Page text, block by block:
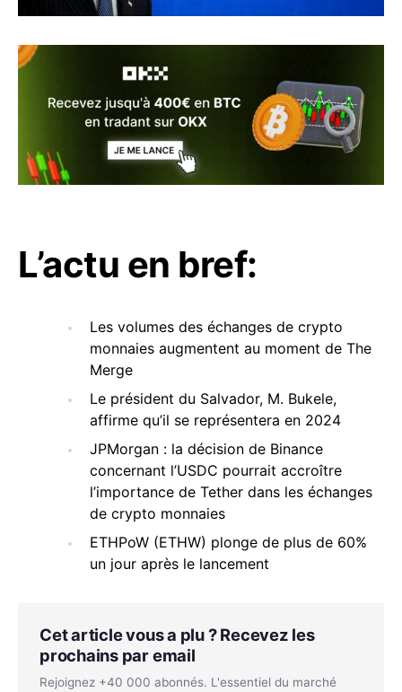
L’actu en bref:
Les volumes des échanges de crypto
monnaies augmentent au moment de The
Merge
Le président du Salvador, M. Bukele,
affirme qu’il se représentera en 2024
JPMorgan : la décision de Binance
concernant l’USDC pourrait accroître
l’importance de Tether dans les échanges
de crypto monnaies
ETHPoW (ETHW) plonge de plus de 60%
un jour après le lancement
Cet article vous a plu ? Recevez les
prochains par email
Rejoignez +40 000 abonnés. L'essentiel du marché